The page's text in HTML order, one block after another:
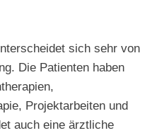
sich sehr von
Die Patienten haben
Projektarbeiten und
auch eine ärztliche